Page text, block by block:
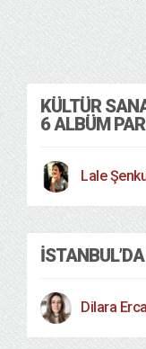
KÜLTÜR
6 ALBÜM
Lale
Dilara